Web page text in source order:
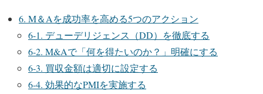
6. M＆Aを成功率を高める5つのアクション
6-1. デューデリジェンス（DD）を徹底する
6-2. M&Aで「何を得たいのか？」明確にする
6-3. 買収金額は適切に設定する
6-4. 効果的なPMIを実施する